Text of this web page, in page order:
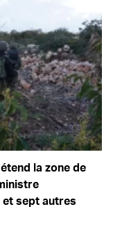
la zone de
et sept autres